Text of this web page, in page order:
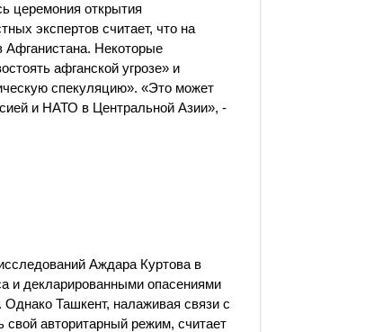
церемония открытия
экспертов считает, что на
Некоторые
афганской угрозе» и
спекуляцию». «Это может
и НАТО в Центральной Азии», -
Аждара Куртова в
и декларированными опасениями
Однако Ташкент, налаживая связи с
авторитарный режим, считает